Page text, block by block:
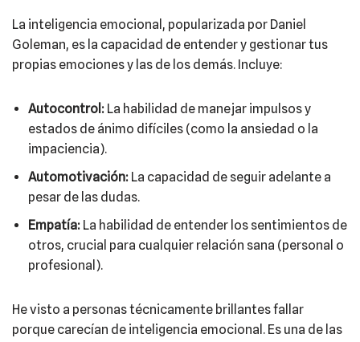
La inteligencia emocional, popularizada por Daniel
Goleman, es la capacidad de entender y gestionar tus
propias emociones y las de los demás. Incluye:
Autocontrol: La habilidad de manejar impulsos y
estados de ánimo difíciles (como la ansiedad o la
impaciencia).
Automotivación: La capacidad de seguir adelante a
pesar de las dudas.
Empatía: La habilidad de entender los sentimientos de
otros, crucial para cualquier relación sana (personal o
profesional).
He visto a personas técnicamente brillantes fallar
porque carecían de inteligencia emocional. Es una de las